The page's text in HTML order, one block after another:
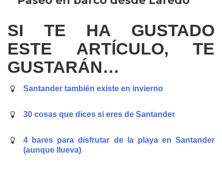
SI TE HA GUSTADO
ESTE ARTÍCULO, TE
GUSTARÁN…
Santander también existe en invierno
30 cosas que dices si eres de Santander
4 bares para disfrutar de la playa en Santander
(aunque llueva)